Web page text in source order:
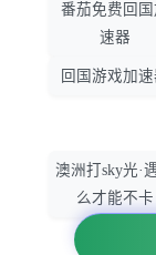
番茄免费回国
速器
回国游戏加
澳洲打sky光·
么才能不卡